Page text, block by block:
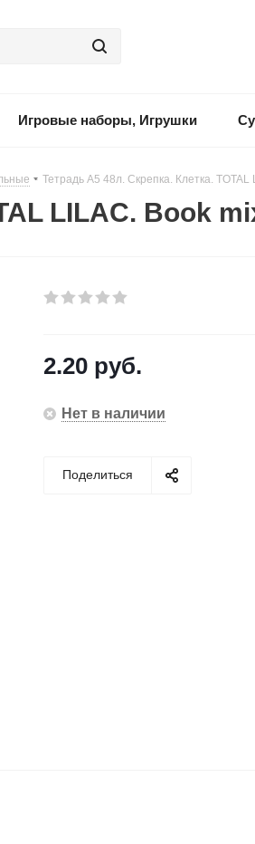
Игровые наборы, Игрушки
- Тетрадь А5 48л. Скрепка. Клетка.
LILAC. Book
2.20 руб.
Нет в наличии
Поделиться